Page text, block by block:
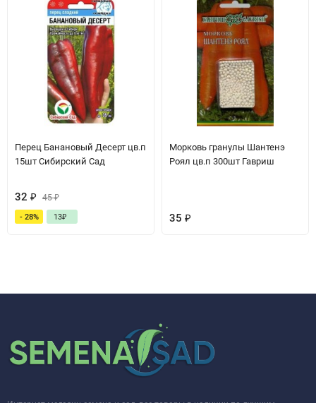
Перец Банановый Десерт цв.п
15шт Сибирский Сад
32 ₽ 45₽
- 28% 13₽
Морковь гранулы Шантенэ
Роял цв.п 300шт Гавриш
35 ₽